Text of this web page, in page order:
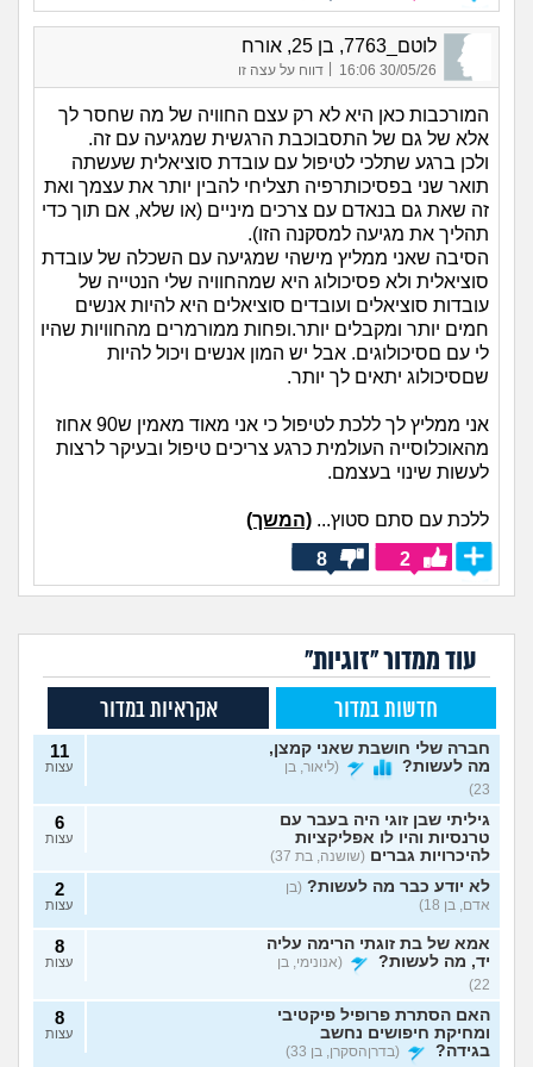
לוטם_7763, בן 25, אורח
30/05/26 16:06 דווח על עצה זו
המורכבות כאן היא לא רק עצם החוויה של מה שחסר לך
אלא של גם של התסבוכבת הרגשית שמגיעה עם זה.
ולכן ברגע שתלכי לטיפול עם עובדת סוציאלית שעשתה
תואר שני בפסיכותרפיה תצליחי להבין יותר את עצמך ואת
זה שאת גם בנאדם עם צרכים מיניים (או שלא, אם תוך כדי
תהליך את מגיעה למסקנה הזו).
הסיבה שאני ממליץ מישהי שמגיעה עם השכלה של עובדת
סוציאלית ולא פסיכולוג היא שמהחוויה שלי הנטייה של
עובדות סוציאלים ועובדים סוציאלים היא להיות אנשים
חמים יותר ומקבלים יותר.ופחות ממורמרים מהחוויות שהיו
לי עם םסיכולוגים. אבל יש המון אנשים ויכול להיות
שםסיכולוג יתאים לך יותר.
אני ממליץ לך ללכת לטיפול כי אני מאוד מאמין ש90 אחוז
מהאוכלוסייה העולמית כרגע צריכים טיפול ובעיקר לרצות
לעשות שינוי בעצמם.
ללכת עם סתם סטוץ... (המשך)
2
8
עוד ממדור "זוגיות"
חדשות במדור אקראיות במדור
חברה שלי חושבת שאני קמצן,
מה לעשות?
(ליאור, בן
23)
11
עצות
גיליתי שבן זוגי היה בעבר עם
טרנסיות והיו לו אפליקציות
להיכרויות גברים (שושנה, בת 37)
6
עצות
לא יודע כבר מה לעשות? (בן
אדם, בן 18)
2
עצות
אמא של בת זוגתי הרימה עליה
יד, מה לעשות?
(אנונימי, בן
22)
8
עצות
האם הסתרת פרופיל פיקטיבי
ומחיקת חיפושים נחשב
בגידה?
(בדרןהסקרן, בן 33)
8
עצות